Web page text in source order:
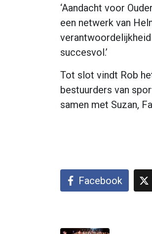
‘Aandacht voor
een netwerk van
succesvol.’
Tot slot vindt Rob
bestuurders van
samen met Suzan,
Facebook